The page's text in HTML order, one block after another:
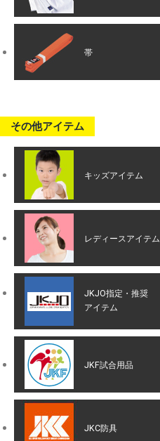
帯
その他アイテム
キッズアイテム
レディースアイテム
JKJO指定・推奨
アイテム
JKF試合用品
JKC防具